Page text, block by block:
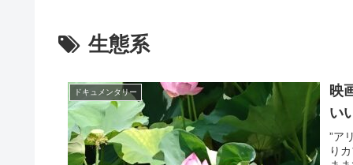
生態系
ドキュメンタリー
映
い
”ア
り